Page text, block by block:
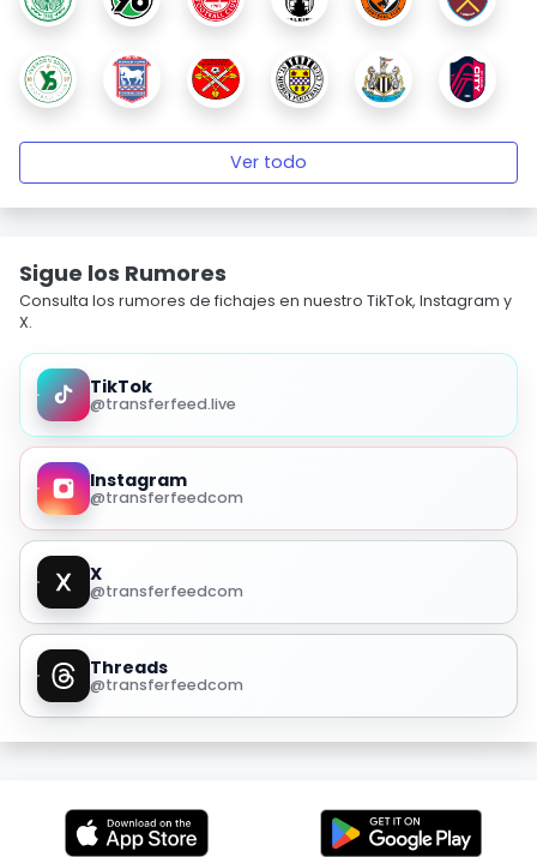
Ver todo
Sigue los Rumores
Consulta los rumores de fichajes en nuestro TikTok, Instagram y
X.
TikTok
@transferfeed.live
Instagram
@transferfeedcom
X
@transferfeedcom
Threads
@transferfeedcom